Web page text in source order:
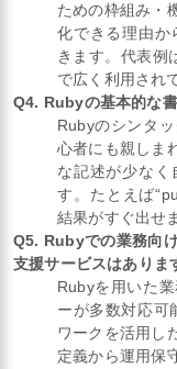
ための枠組み・
化できる理由か
きます。代表例
で広く利用され
Q4. Rubyの基本的な
Rubyのシンタ
心者にも親しま
な記述が少なく
す。たとえば
結果がすぐ出せ
Q5. Rubyでの業務向
支援サービスはありま
Rubyを用いた
ーが多数対応可
ワークを活用し
定義から運用保